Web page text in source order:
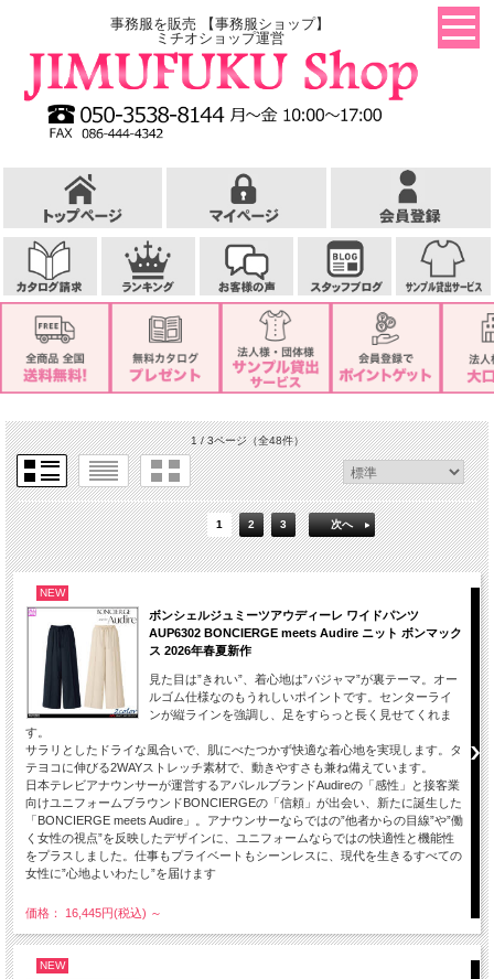
事務服を販売 【事務服ショップ】
ミチオショップ運営
1 / 3ページ（全48件）
1 2 3 次へ
NEW
ボンシェルジュミーツアウディーレ ワイドパンツ
AUP6302 BONCIERGE meets Audire ニット ボンマック
ス 2026年春夏新作
見た目は”きれい”、着心地は”パジャマ”が裏テーマ。オー
ルゴム仕様なのもうれしいポイントです。センターライ
ンが縦ラインを強調し、足をすらっと長く見せてくれま
す。
サラリとしたドライな風合いで、肌にべたつかず快適な着心地を実現します。タ
テヨコに伸びる2WAYストレッチ素材で、動きやすさも兼ね備えています。
日本テレビアナウンサーが運営するアパレルブランドAudireの「感性」と接客業
向けユニフォームブラウンドBONCIERGEの「信頼」が出会い、新たに誕生した
「BONCIERGE meets Audire」。アナウンサーならではの”他者からの目線”や”働
く女性の視点”を反映したデザインに、ユニフォームならではの快適性と機能性
をプラスしました。仕事もプライベートもシーンレスに、現代を生きるすべての
女性に”心地よいわたし”を届けます
価格： 16,445円(税込) ～
NEW